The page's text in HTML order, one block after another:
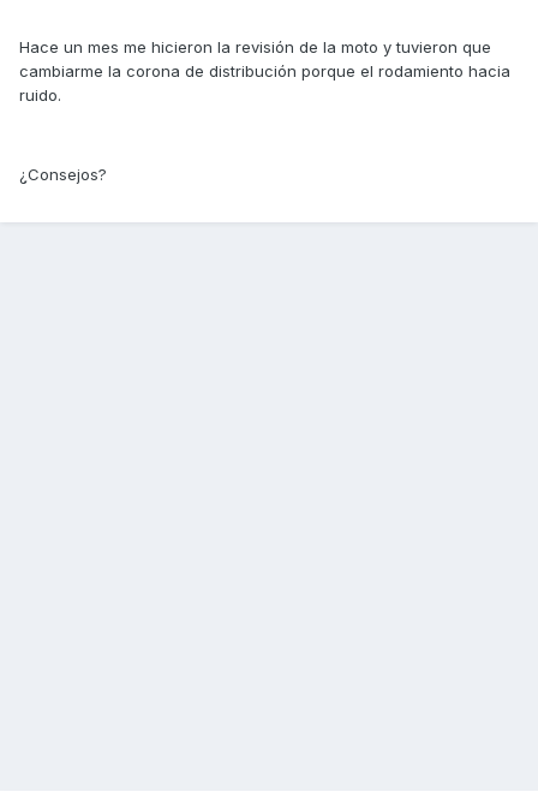
Hace un mes me hicieron la revisión de la moto y tuvieron que
cambiarme la corona de distribución porque el rodamiento hacia
ruido.
¿Consejos?